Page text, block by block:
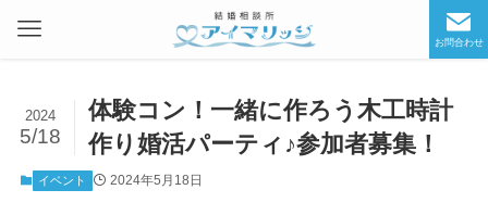
お問合わせ
体験コン！一緒に作ろう木工時計
作り婚活パーティ♪参加者募集！
2024
5/18
イベント 2024年5月18日